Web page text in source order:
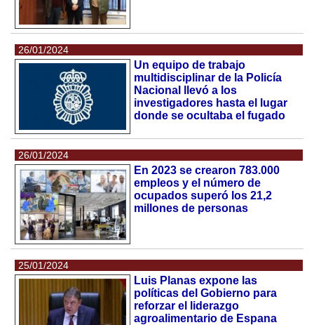
26/01/2024
Un equipo de trabajo
multidisciplinar de la Policía
Nacional llevó a los
investigadores hasta el lugar
donde se ocultaba el fugado
26/01/2024
En 2023 se crearon 783.000
empleos y el número de
ocupados superó los 21,2
millones de personas
25/01/2024
Luis Planas expone las
políticas del Gobierno para
reforzar el liderazgo
agroalimentario de Espana